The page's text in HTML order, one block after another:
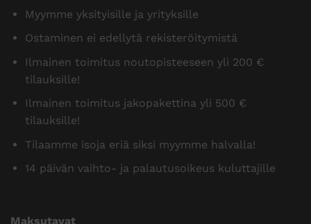
Myymme yksityisille ja yrityksille
Ostaminen ei edellytä rekisteröitymistä
Ilmainen toimitus noutopisteeseen yli 200 €
tilauksille!
Ilmainen toimitus jakopakettina yli 500 €
tilauksille!
Tilaamme isoja eriä siksi myymme halvalla!
14 päivän vaihto- ja palautusoikeus kuluttajille
Maksutavat